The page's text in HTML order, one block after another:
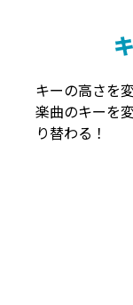
キーの高さを
楽曲のキーを
り替わる！